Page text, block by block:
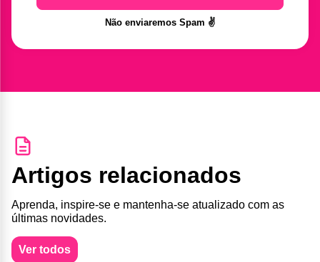
Não enviaremos Spam ✌️
Artigos relacionados
Aprenda, inspire-se e mantenha-se atualizado com as
últimas novidades.
Ver todos